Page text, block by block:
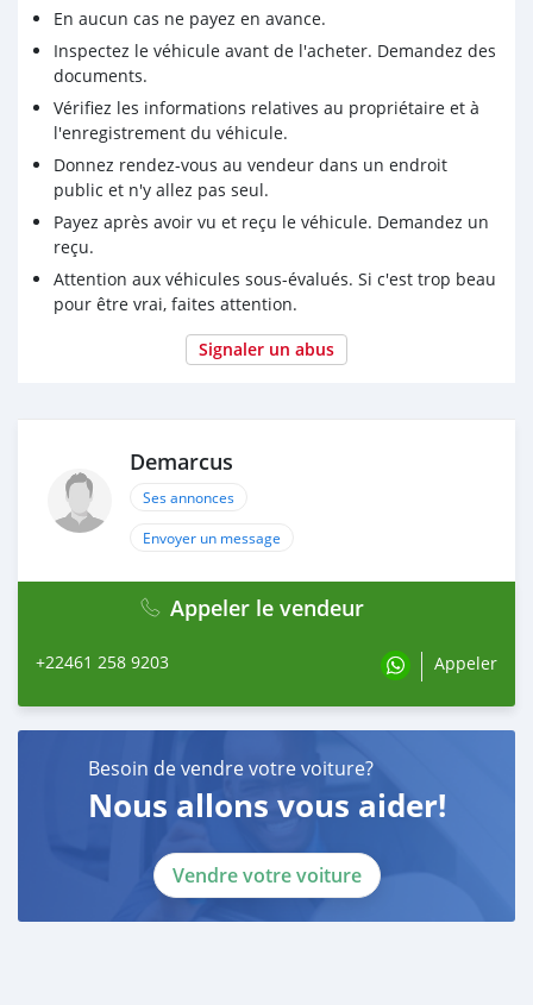
En aucun cas ne payez en avance.
Inspectez le véhicule avant de l'acheter. Demandez des
documents.
Vérifiez les informations relatives au propriétaire et à
l'enregistrement du véhicule.
Donnez rendez-vous au vendeur dans un endroit
public et n'y allez pas seul.
Payez après avoir vu et reçu le véhicule. Demandez un
reçu.
Attention aux véhicules sous-évalués. Si c'est trop beau
pour être vrai, faites attention.
Signaler un abus
Demarcus
Ses annonces
Envoyer un message
Appeler le vendeur
+22461 258 9203 Appeler
Besoin de vendre votre voiture?
Nous allons vous aider!
Vendre votre voiture